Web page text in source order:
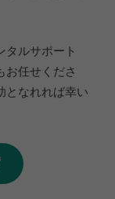
タルサポート
お任せくださ
となれれば幸い